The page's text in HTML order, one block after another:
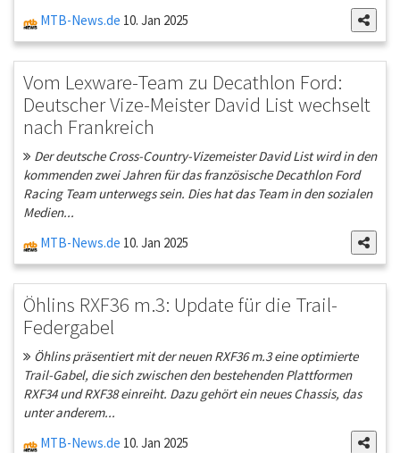
MTB-News.de 10. Jan 2025
Vom Lexware-Team zu Decathlon Ford:
Deutscher Vize-Meister David List wechselt
nach Frankreich
Der deutsche Cross-Country-Vizemeister David List wird in den
kommenden zwei Jahren für das französische Decathlon Ford
Racing Team unterwegs sein. Dies hat das Team in den sozialen
Medien...
MTB-News.de 10. Jan 2025
Öhlins RXF36 m.3: Update für die Trail-
Federgabel
Öhlins präsentiert mit der neuen RXF36 m.3 eine optimierte
Trail-Gabel, die sich zwischen den bestehenden Plattformen
RXF34 und RXF38 einreiht. Dazu gehört ein neues Chassis, das
unter anderem...
MTB-News.de 10. Jan 2025